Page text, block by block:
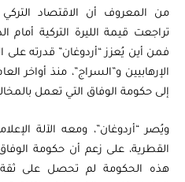
من المعروف أن الاقتصاد
تراجعت قيمة الليرة التركية أمام
فمن أين يُعزز “أردوغان” قدرته على
الإرهابيين و”السراج”، منذ أواخر
إلى حكومة الوفاق التي تعمل
ويُصر “أردوغان”، ومعه الآلة
القطرية، على زعم أن حكومة
هذه الحكومة لم تحصل على ثقة